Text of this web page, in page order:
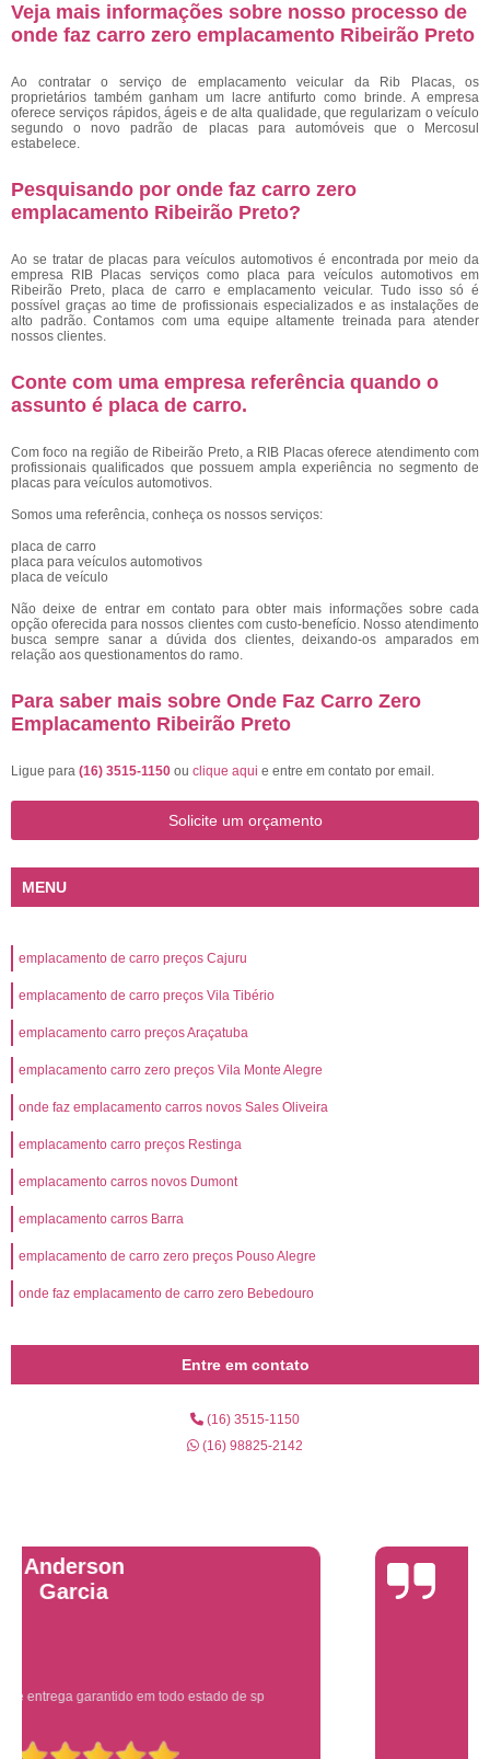
Veja mais informações sobre nosso processo de
onde faz carro zero emplacamento Ribeirão Preto
Ao contratar o serviço de emplacamento veicular da Rib Placas, os
proprietários também ganham um lacre antifurto como brinde. A empresa
oferece serviços rápidos, ágeis e de alta qualidade, que regularizam o veículo
segundo o novo padrão de placas para automóveis que o Mercosul
estabelece.
Pesquisando por onde faz carro zero
emplacamento Ribeirão Preto?
Ao se tratar de placas para veículos automotivos é encontrada por meio da
empresa RIB Placas serviços como placa para veículos automotivos em
Ribeirão Preto, placa de carro e emplacamento veicular. Tudo isso só é
possível graças ao time de profissionais especializados e as instalações de
alto padrão. Contamos com uma equipe altamente treinada para atender
nossos clientes.
Conte com uma empresa referência quando o
assunto é placa de carro.
Com foco na região de Ribeirão Preto, a RIB Placas oferece atendimento com
profissionais qualificados que possuem ampla experiência no segmento de
placas para veículos automotivos.
Somos uma referência, conheça os nossos serviços:
placa de carro
placa para veículos automotivos
placa de veículo
Não deixe de entrar em contato para obter mais informações sobre cada
opção oferecida para nossos clientes com custo-benefício. Nosso atendimento
busca sempre sanar a dúvida dos clientes, deixando-os amparados em
relação aos questionamentos do ramo.
Para saber mais sobre Onde Faz Carro Zero
Emplacamento Ribeirão Preto
Ligue para (16) 3515-1150 ou clique aqui e entre em contato por email.
Solicite um orçamento
MENU
emplacamento de carro preços Cajuru
emplacamento de carro preços Vila Tibério
emplacamento carro preços Araçatuba
emplacamento carro zero preços Vila Monte Alegre
onde faz emplacamento carros novos Sales Oliveira
emplacamento carro preços Restinga
emplacamento carros novos Dumont
emplacamento carros Barra
emplacamento de carro zero preços Pouso Alegre
onde faz emplacamento de carro zero Bebedouro
Entre em contato
(16) 3515-1150
(16) 98825-2142
Ótimo atendimento